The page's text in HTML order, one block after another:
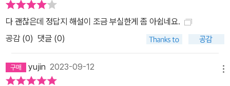
다 괜찮은데 정답지 해설이 조금 부실한게 좀 아쉽네요.
공감 (0) 댓글 (0)
yujin 2023-09-12